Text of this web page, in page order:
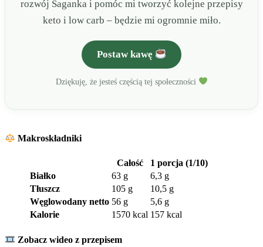
rozwój Saganka i pomóc mi tworzyć kolejne przepisy
keto i low carb – będzie mi ogromnie miło.
Postaw kawę
Dziękuję, że jesteś częścią tej społeczności
Makroskładniki
Całość
1 porcja (1/10)
Białko
63 g
6,3 g
Tłuszcz
105 g
10,5 g
Węglowodany netto 56 g
5,6 g
Kalorie
1570 kcal 157 kcal
Zobacz wideo z przepisem